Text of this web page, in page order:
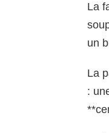
La
un
La
: